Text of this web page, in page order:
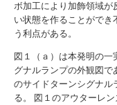
ボ加工により加飾領域が
い状態を作ることがで
う利点がある。
図１（ａ）は本発明の
グナルランプの外観図で
のサイドターンシグナル
る。
図１のアウターレ